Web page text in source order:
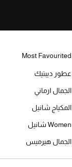
Most Favourited
عطور ديبتيك
الجمال ارماني
المكياج شانيل
Women شانيل
الجمال هيرميس